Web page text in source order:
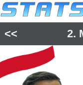
<< 2.